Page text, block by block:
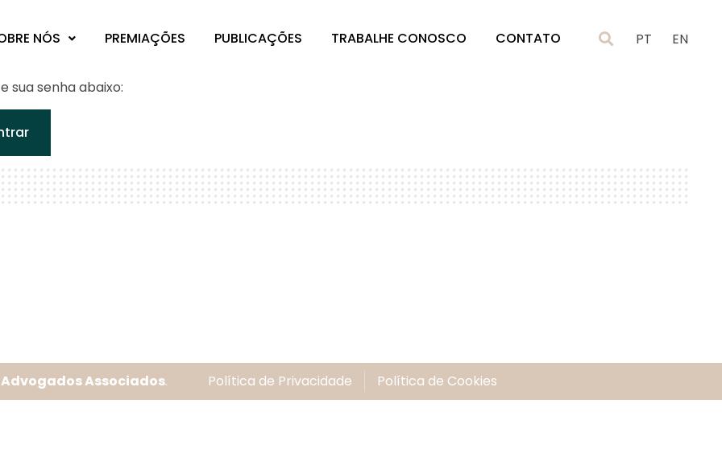
NÓS PREMIAÇÕES PUBLICAÇÕES TRABALHE CONOSCO CONTATO PT EN
sua senha abaixo:
Associados. Política de Privacidade Política de Cookies